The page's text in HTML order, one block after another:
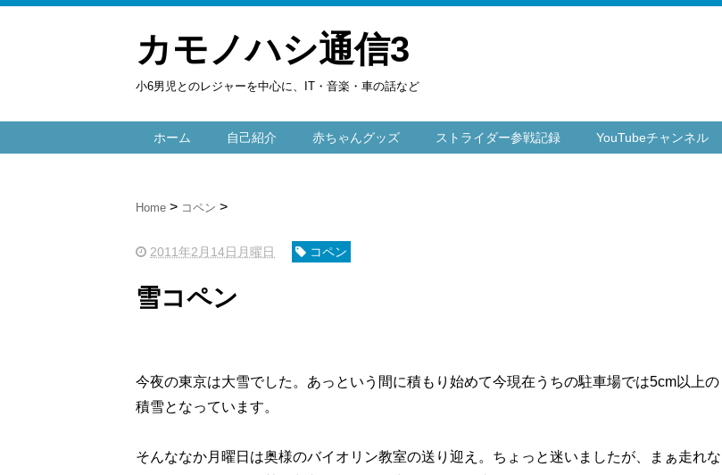
カモノハシ通信3
小6男児とのレジャーを中心に、IT・音楽・車の話など
ホーム 自己紹介 赤ちゃんグッズ ストライダー参戦記録 YouTubeチャンネル
Home コペン
2011年2月14日月曜日 コペン
雪コペン
今夜の東京は大雪でした。あっという間に積もり始めて今現在うちの駐車場では5cm以上の
積雪となっています。
そんななか月曜日は奥様のバイオリン教室の送り迎え。ちょっと迷いましたが、まぁ走れな